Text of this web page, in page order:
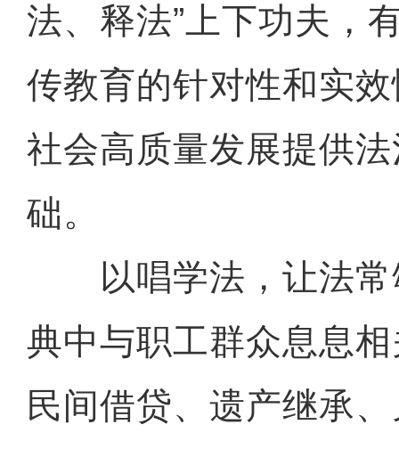
法、释法”上下功夫，
传教育的针对性和实
社会高质量发展提供
础。
以唱学法，让法常
典中与职工群众息息
民间借贷、遗产继承